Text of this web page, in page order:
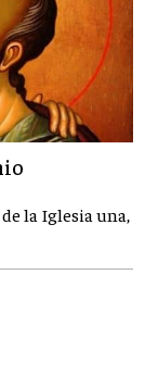
la Iglesia una,